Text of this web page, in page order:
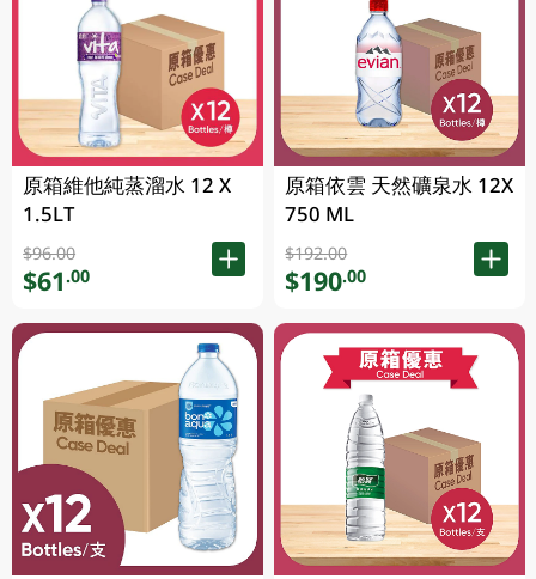
原箱維他純蒸溜水 12 X
1.5LT
$96.00
$61.00
原箱依雲 天然礦泉水 12X
750 ML
$192.00
$190.00